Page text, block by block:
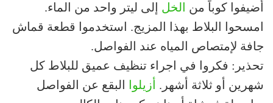
أضيفوا كوباً من الخل إلى ليتر واحد من الماء.
امسحوا البلاط بهذا المزيج. استخدموا قطعة قماش
جافة لإمتصاص المياه عند الفواصل.
تحذير: فكروا في اجراء تنظيف عميق للبلاط كل
شهرين أو ثلاثة أشهر. أزيلوا البقع عن الفواصل